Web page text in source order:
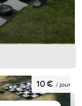
10 € / jour